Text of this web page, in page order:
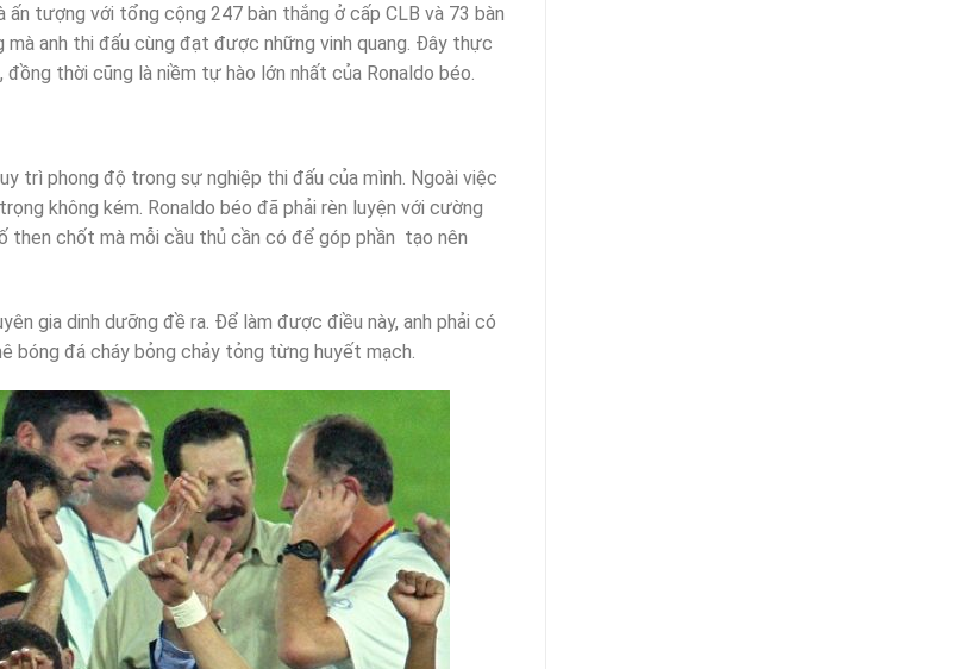
ấn tượng với tổng cộng 247 bàn thắng ở cấp CLB và 73 bàn
anh thi đấu cùng đạt được những vinh quang. Đây thực
thời cũng là niềm tự hào lớn nhất của Ronaldo béo.
trì phong độ trong sự nghiệp thi đấu của mình. Ngoài việc
không kém. Ronaldo béo đã phải rèn luyện với cường
chốt mà mỗi cầu thủ cần có để góp phần tạo nên
gia dinh dưỡng đề ra. Để làm được điều này, anh phải có
bóng đá cháy bỏng chảy tỏng từng huyết mạch.